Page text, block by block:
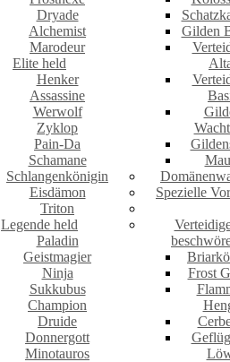
Dryade
Alchemist
Marodeur
Elite held
Henker
Assassine
Werwolf
Zyklop
Pain-Da
Schamane
Schlangenkönigin
Eisdämon
Triton
Legende held
Paladin
Geistmagier
Ninja
Sukkubus
Champion
Druide
Donnergott
Minotauros
Gilden
Spezielle
Frost